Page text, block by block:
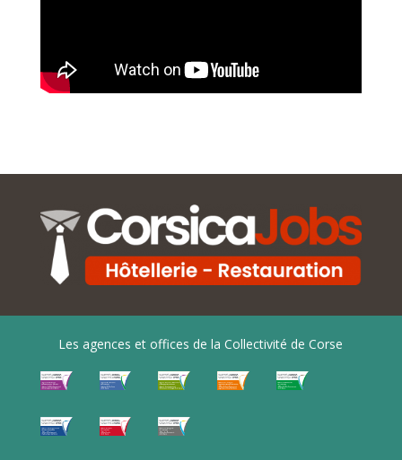
Les agences et offices de la Collectivité de Corse